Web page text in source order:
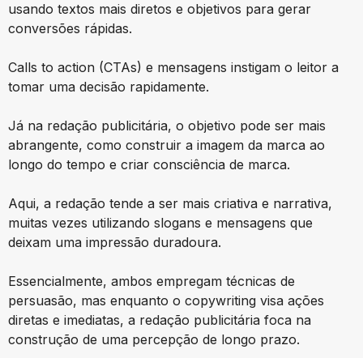
usando textos mais diretos e objetivos para gerar
conversões rápidas.
Calls to action (CTAs) e mensagens instigam o leitor a
tomar uma decisão rapidamente.
Já na redação publicitária, o objetivo pode ser mais
abrangente, como construir a imagem da marca ao
longo do tempo e criar consciência de marca.
Aqui, a redação tende a ser mais criativa e narrativa,
muitas vezes utilizando slogans e mensagens que
deixam uma impressão duradoura.
Essencialmente, ambos empregam técnicas de
persuasão, mas enquanto o copywriting visa ações
diretas e imediatas, a redação publicitária foca na
construção de uma percepção de longo prazo.